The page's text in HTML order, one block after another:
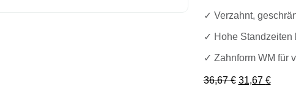
✓ Verzahnt,
✓ Hohe Standzeiten
✓ Zahnform WM für
36,67€ 31,67 €